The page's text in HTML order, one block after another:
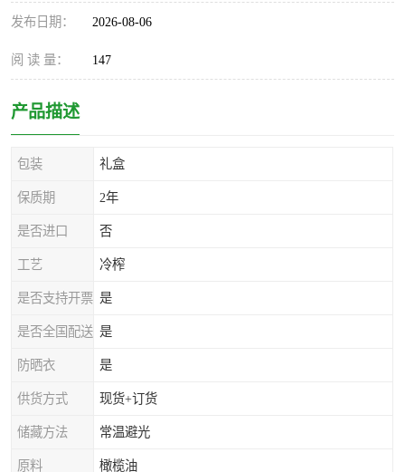
发布日期： 2026-08-06
阅 读 量： 147
产品描述
包装 礼盒
保质期 2年
是否进口 否
工艺 冷榨
是否支持开票 是
是否全国配送 是
防晒衣 是
供货方式 现货+订货
储藏方法 常温避光
原料 橄榄油